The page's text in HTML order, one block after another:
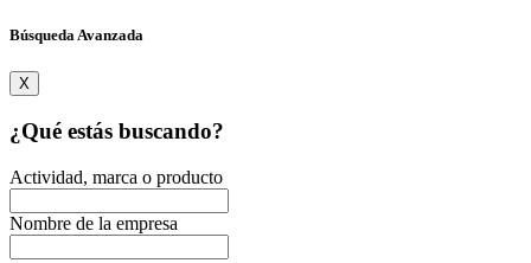
Búsqueda Avanzada
X
¿Qué estás buscando?
Actividad, marca o producto
Nombre de la empresa